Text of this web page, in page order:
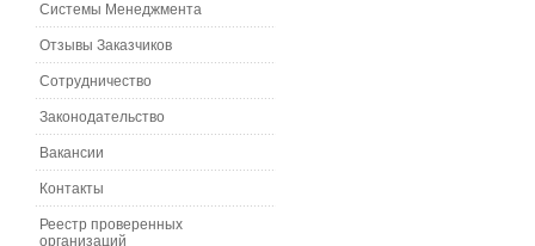
Системы Менеджмента
Отзывы Заказчиков
Сотрудничество
Законодательство
Вакансии
Контакты
Реестр проверенных
организаций